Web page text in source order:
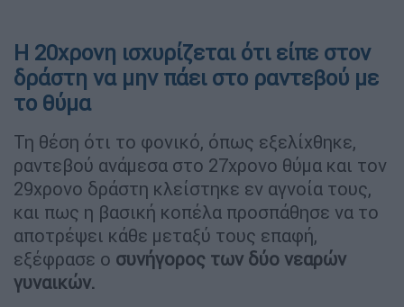
Η 20χρονη ισχυρίζεται ότι είπε στον
δράστη να μην πάει στο ραντεβού με
το θύμα
Τη θέση ότι το φονικό, όπως εξελίχθηκε,
ραντεβού ανάμεσα στο 27χρονο θύμα και τον
29χρονο δράστη κλείστηκε εν αγνοία τους,
και πως η βασική κοπέλα προσπάθησε να το
αποτρέψει κάθε μεταξύ τους επαφή,
εξέφρασε ο συνήγορος των δύο νεαρών
γυναικών.